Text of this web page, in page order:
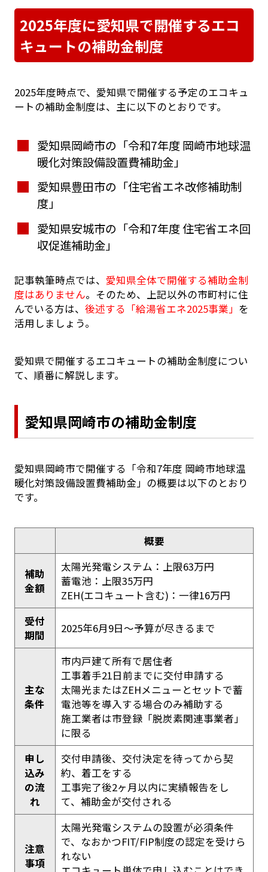
2025年度に愛知県で開催するエコ
キュートの補助金制度
2025年度時点で、愛知県で開催する予定のエコキュ
ートの補助金制度は、主に以下のとおりです。
愛知県岡崎市の「令和7年度 岡崎市地球温
暖化対策設備設置費補助金」
愛知県豊田市の「住宅省エネ改修補助制
度」
愛知県安城市の「令和7年度 住宅省エネ回
収促進補助金」
記事執筆時点では、 愛知県全体で開催する補助金制
度はありません。そのため、上記以外の市町村に住
んでいる方は、 後述する「給湯省エネ2025事業」 を
活用しましょう。
愛知県で開催するエコキュートの補助金制度につい
て、順番に解説します。
愛知県岡崎市の補助金制度
愛知県岡崎市で開催する「令和7年度 岡崎市地球温
暖化対策設備設置費補助金」の概要は以下のとおり
です。
概要
補助
金額
太陽光発電システム：上限63万円
蓄電池：上限35万円
ZEH(エコキュート含む)：一律16万円
受付
期間
2025年6月9日～予算が尽きるまで
主な
条件
市内戸建て所有で居住者
工事着手21日前までに交付申請する
太陽光またはZEHメニューとセットで蓄
電池等を導入する場合のみ補助する
施工業者は市登録「脱炭素関連事業者」
に限る
申し
込み
の流
れ
交付申請後、交付決定を待ってから契
約、着工をする
工事完了後2ヶ月以内に実績報告をし
て、補助金が交付される
注意
事項
太陽光発電システムの設置が必須条件
で、なおかつFIT/FIP制度の認定を受けら
れない